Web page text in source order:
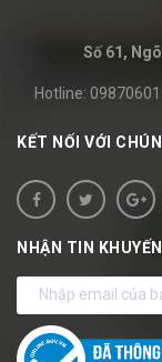
Số 61,
Hotline:
KẾT NỐI VỚI
NHẬN TIN